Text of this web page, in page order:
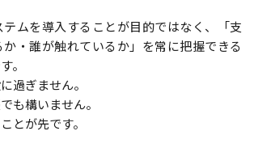
ムを導入することが目的ではなく、「支
・誰が触れているか」を常に把握できる
。
過ぎません。
も構いません。
とが先です。